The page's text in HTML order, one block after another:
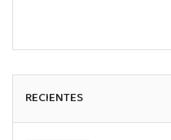
RECIENTES